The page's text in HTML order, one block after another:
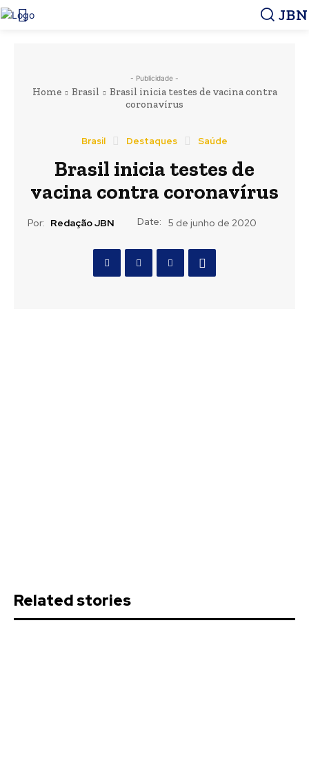
JBN
- Publicidade -
Home Brasil
Brasil inicia testes de vacina contra
coronavírus
Brasil Destaques Saúde
Brasil inicia testes de
vacina contra coronavírus
Por: Redação JBN Date: 5 de junho de 2020
Related stories